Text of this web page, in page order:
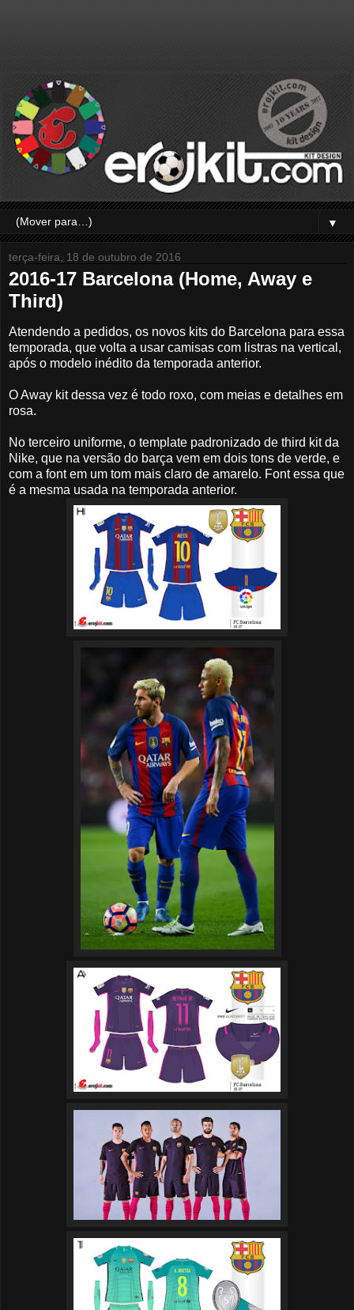
▼
terça-feira, 18 de outubro de 2016
2016-17 Barcelona (Home, Away e
Third)
Atendendo a pedidos, os novos kits do Barcelona para essa
temporada, que volta a usar camisas com listras na vertical,
após o modelo inédito da temporada anterior.
O Away kit dessa vez é todo roxo, com meias e detalhes em
rosa.
No terceiro uniforme, o template padronizado de third kit da
Nike, que na versão do barça vem em dois tons de verde, e
com a font em um tom mais claro de amarelo. Font essa que
é a mesma usada na temporada anterior.